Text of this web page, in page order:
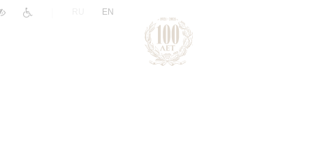
EN